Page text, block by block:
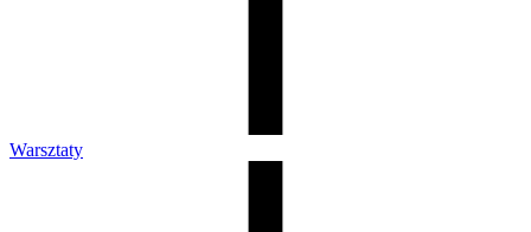
Warsztaty